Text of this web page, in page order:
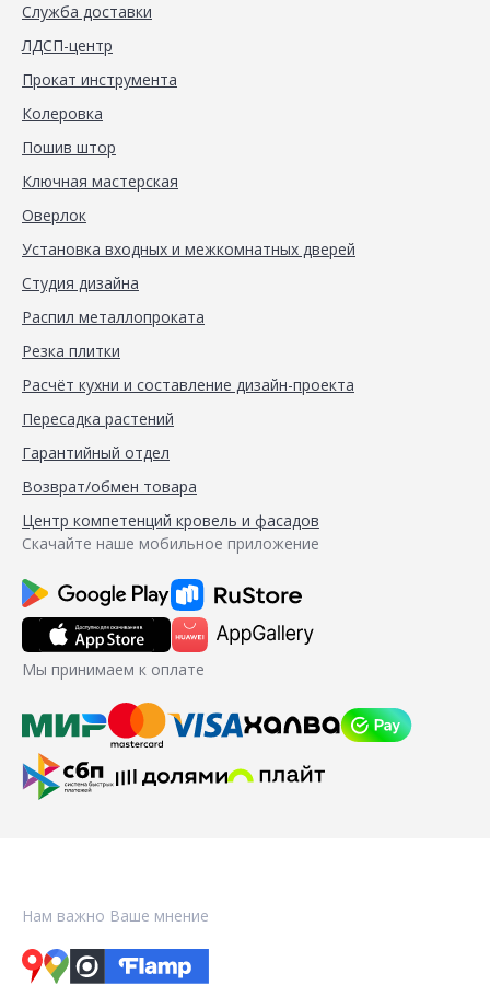
Служба доставки
ЛДСП-центр
Прокат инструмента
Колеровка
Пошив штор
Ключная мастерская
Оверлок
Установка входных и межкомнатных дверей
Студия дизайна
Распил металлопроката
Резка плитки
Расчёт кухни и составление дизайн-проекта
Пересадка растений
Гарантийный отдел
Возврат/обмен товара
Центр компетенций кровель и фасадов
Скачайте наше мобильное приложение
Мы принимаем к оплате
Нам важно Ваше мнение